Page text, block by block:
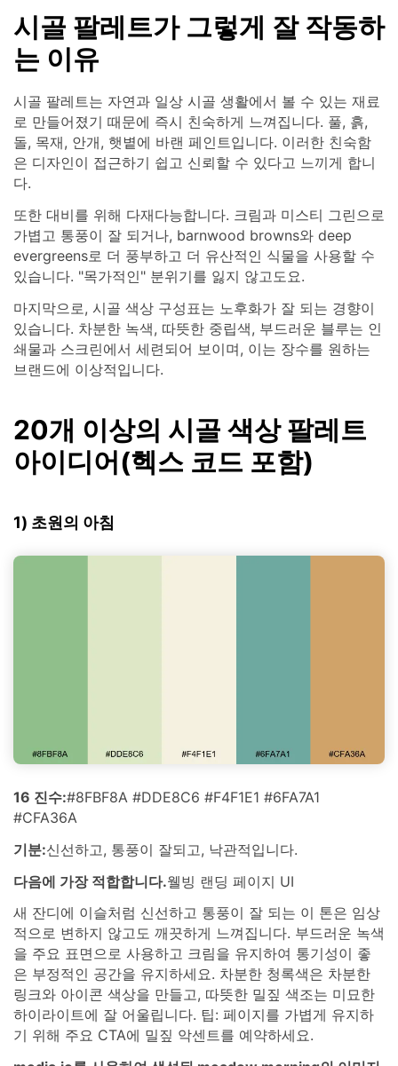
시골 팔레트가 그렇게 잘 작동하
는 이유
시골 팔레트는 자연과 일상 시골 생활에서 볼 수 있는 재료
로 만들어졌기 때문에 즉시 친숙하게 느껴집니다. 풀, 흙,
돌, 목재, 안개, 햇볕에 바랜 페인트입니다. 이러한 친숙함
은 디자인이 접근하기 쉽고 신뢰할 수 있다고 느끼게 합니
다.
또한 대비를 위해 다재다능합니다. 크림과 미스티 그린으로
가볍고 통풍이 잘 되거나, barnwood browns와 deep
evergreens로 더 풍부하고 더 유산적인 식물을 사용할 수
있습니다. "목가적인" 분위기를 잃지 않고도요.
마지막으로, 시골 색상 구성표는 노후화가 잘 되는 경향이
있습니다. 차분한 녹색, 따뜻한 중립색, 부드러운 블루는 인
쇄물과 스크린에서 세련되어 보이며, 이는 장수를 원하는
브랜드에 이상적입니다.
20개 이상의 시골 색상 팔레트
아이디어(헥스 코드 포함)
1) 초원의 아침
16 진수:#8FBF8A #DDE8C6 #F4F1E1 #6FA7A1
#CFA36A
기분:신선하고, 통풍이 잘되고, 낙관적입니다.
다음에 가장 적합합니다.웰빙 랜딩 페이지 UI
새 잔디에 이슬처럼 신선하고 통풍이 잘 되는 이 톤은 임상
적으로 변하지 않고도 깨끗하게 느껴집니다. 부드러운 녹색
을 주요 표면으로 사용하고 크림을 유지하여 통기성이 좋
은 부정적인 공간을 유지하세요. 차분한 청록색은 차분한
링크와 아이콘 색상을 만들고, 따뜻한 밀짚 색조는 미묘한
하이라이트에 잘 어울립니다. 팁: 페이지를 가볍게 유지하
기 위해 주요 CTA에 밀짚 악센트를 예약하세요.